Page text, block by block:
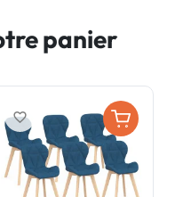
panier
favorite_border